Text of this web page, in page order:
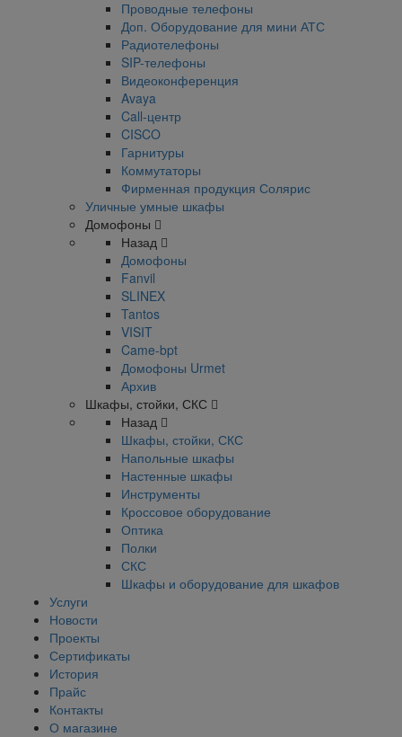
Проводные телефоны
Доп. Оборудование для мини АТС
Радиотелефоны
SIP-телефоны
Видеоконференция
Avaya
Call-центр
CISCO
Гарнитуры
Коммутаторы
Фирменная продукция Солярис
Уличные умные шкафы
Домофоны
Назад
Домофоны
Fanvil
SLINEX
Tantos
VISIT
Came-bpt
Домофоны Urmet
Архив
Шкафы, стойки, СКС
Назад
Шкафы, стойки, СКС
Напольные шкафы
Настенные шкафы
Инструменты
Кроссовое оборудование
Оптика
Полки
СКС
Шкафы и оборудование для шкафов
Услуги
Новости
Проекты
Сертификаты
История
Прайс
Контакты
О магазине